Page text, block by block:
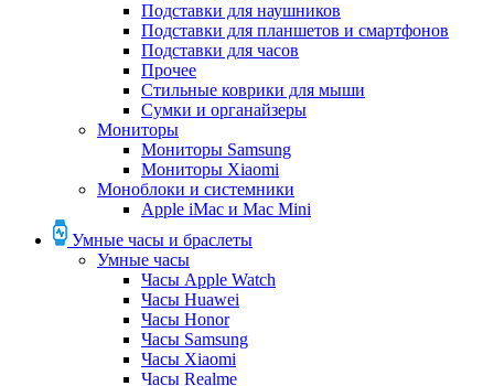
Подставки для наушников
Подставки для планшетов и смартфонов
Подставки для часов
Прочее
Стильные коврики для мыши
Сумки и органайзеры
Мониторы
Мониторы Samsung
Мониторы Xiaomi
Моноблоки и системники
Apple iMac и Mac Mini
Умные часы и браслеты
Умные часы
Часы Apple Watch
Часы Huawei
Часы Honor
Часы Samsung
Часы Xiaomi
Часы Realme